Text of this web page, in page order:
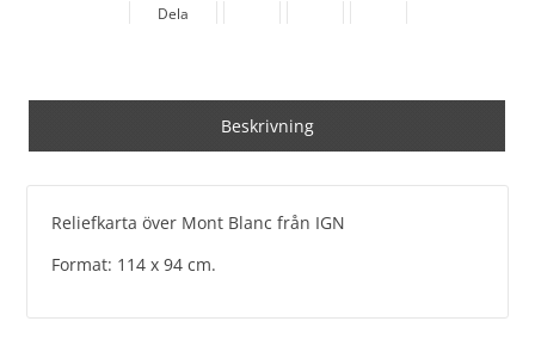
Dela
Beskrivning
Reliefkarta över Mont Blanc från IGN
Format: 114 x 94 cm.